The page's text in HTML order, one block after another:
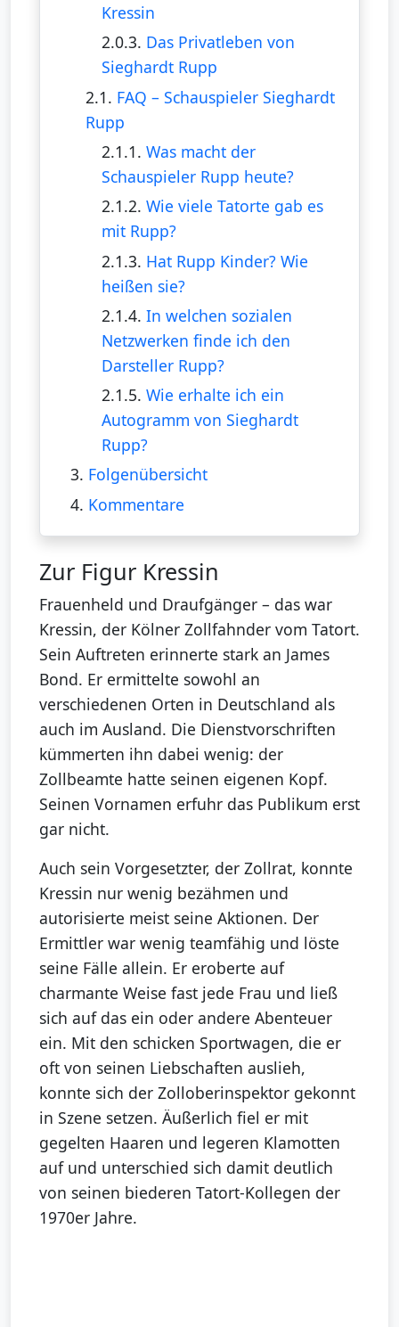
Kressin
2.0.3. Das Privatleben von
Sieghardt Rupp
2.1. FAQ – Schauspieler Sieghardt
Rupp
2.1.1. Was macht der
Schauspieler Rupp heute?
2.1.2. Wie viele Tatorte gab es
mit Rupp?
2.1.3. Hat Rupp Kinder? Wie
heißen sie?
2.1.4. In welchen sozialen
Netzwerken finde ich den
Darsteller Rupp?
2.1.5. Wie erhalte ich ein
Autogramm von Sieghardt
Rupp?
3. Folgenübersicht
4. Kommentare
Zur Figur Kressin
Frauenheld und Draufgänger – das war
Kressin, der Kölner Zollfahnder vom Tatort.
Sein Auftreten erinnerte stark an James
Bond. Er ermittelte sowohl an
verschiedenen Orten in Deutschland als
auch im Ausland. Die Dienstvorschriften
kümmerten ihn dabei wenig: der
Zollbeamte hatte seinen eigenen Kopf.
Seinen Vornamen erfuhr das Publikum erst
gar nicht.
Auch sein Vorgesetzter, der Zollrat, konnte
Kressin nur wenig bezähmen und
autorisierte meist seine Aktionen. Der
Ermittler war wenig teamfähig und löste
seine Fälle allein. Er eroberte auf
charmante Weise fast jede Frau und ließ
sich auf das ein oder andere Abenteuer
ein. Mit den schicken Sportwagen, die er
oft von seinen Liebschaften auslieh,
konnte sich der Zolloberinspektor gekonnt
in Szene setzen. Äußerlich fiel er mit
gegelten Haaren und legeren Klamotten
auf und unterschied sich damit deutlich
von seinen biederen Tatort-Kollegen der
1970er Jahre.